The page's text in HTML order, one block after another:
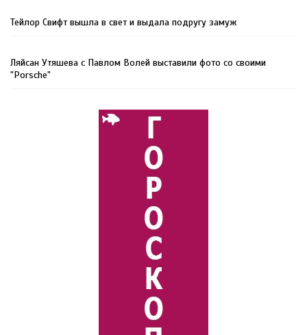
Тейлор Свифт вышла в свет и выдала подругу замуж
Ляйсан Утяшева с Павлом Волей выставили фото со своими
"Porsche"